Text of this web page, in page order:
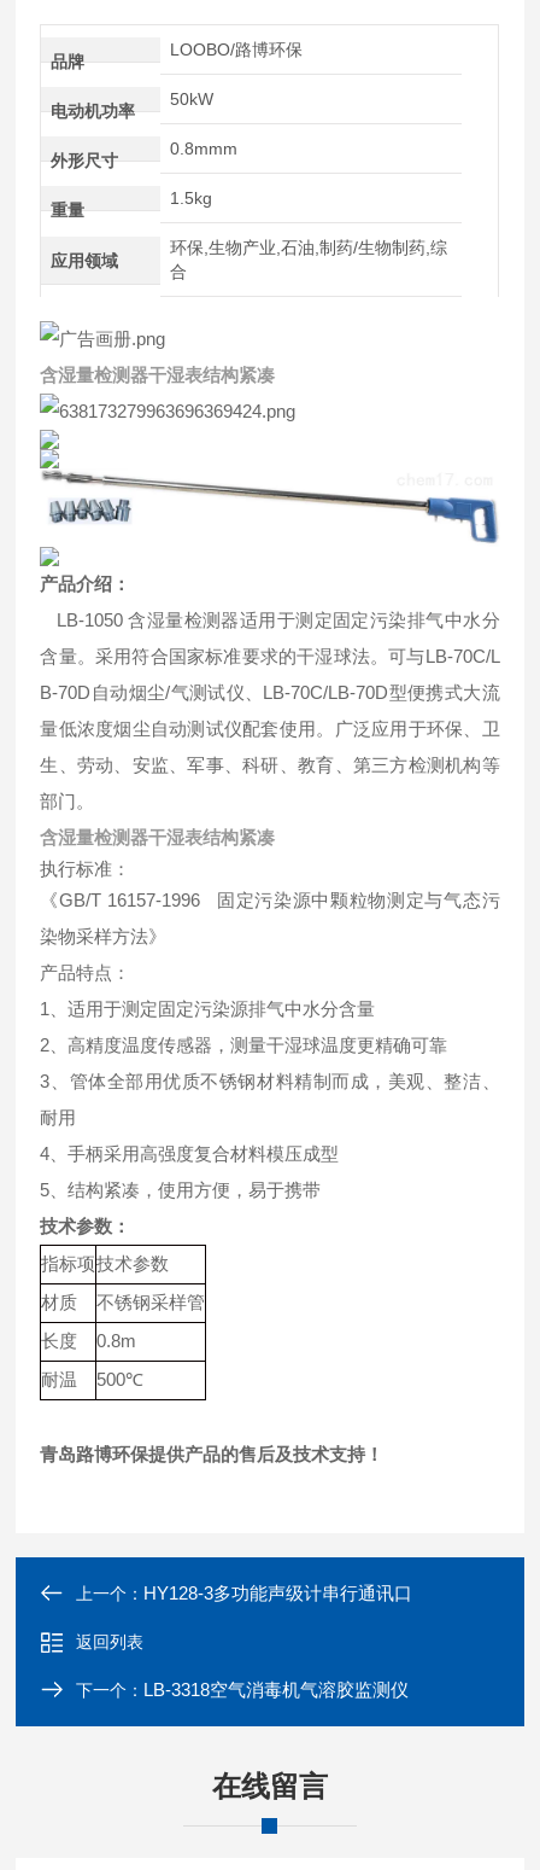
品牌
LOOBO/路博环保
电动机功率
50kW
外形尺寸
0.8mmm
重量
1.5kg
应用领域
环保,生物产业,石油,制药/生物制药,综
合
含湿量检测器干湿表结构紧凑
产品介绍：
LB-1050 含湿量检测器适用于测定固定污染排气中水分
含量。采用符合国家标准要求的干湿球法。可与LB-70C/L
B-70D自动烟尘/气测试仪、LB-70C/LB-70D型便携式大流
量低浓度烟尘自动测试仪配套使用。广泛应用于环保、卫
生、劳动、安监、军事、科研、教育、第三方检测机构等
部门。
含湿量检测器干湿表结构紧凑
执行标准：
《GB/T 16157-1996 固定污染源中颗粒物测定与气态污
染物采样方法》
产品特点：
1、适用于测定固定污染源排气中水分含量
2、高精度温度传感器，测量干湿球温度更精确可靠
3、管体全部用优质不锈钢材料精制而成，美观、整洁、
耐用
4、手柄采用高强度复合材料模压成型
5、结构紧凑，使用方便，易于携带
技术参数：
指标项技术参数
材质
不锈钢采样管
长度
0.8m
耐温
500℃
青岛路博环保提供产品的售后及技术支持！
上一个： HY128-3多功能声级计串行通讯口
返回列表
下一个： LB-3318空气消毒机气溶胶监测仪
在线留言